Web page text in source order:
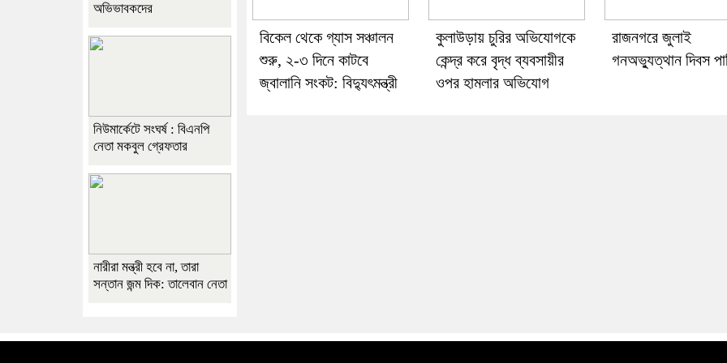
বিকেল থেকে গ্যাস সঞ্চালন
শুরু, ২-৩ দিনে কাটবে
জ্বালানি সংকট: বিদ্যুৎমন্ত্রী
কুলাউড়ায় চুরির অভিযোগকে
কেন্দ্র করে বৃদ্ধ ব্যবসায়ীর
ওপর হামলার অভিযোগ
রাজনগরে জুলাই
গনঅভ্যুত্থান দিবস
অভিভাবকদের
নিউমার্কেটে সংঘর্ষ : বিএনপি
নেতা মকবুল গ্রেফতার
নারীরা মন্ত্রী হবে না, তারা
সন্তান জন্ম দিক: তালেবান নেতা